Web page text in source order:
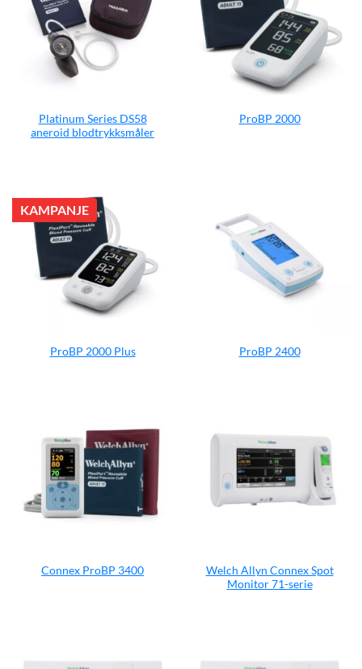
Platinum Series DS58
aneroid blodtrykksmåler
ProBP 2000
KAMPANJE
ProBP 2000 Plus ProBP 2400
Connex ProBP 3400
Welch Allyn Connex Spot
Monitor 71-serie